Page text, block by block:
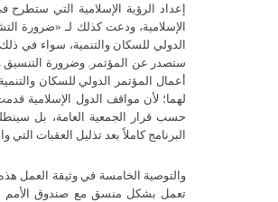
إعداد الرؤية الإسلامية التي ستطرح
الإسلامية، ودعت كذلك لـ «ضرورة
الدولي للسكان والتنمية، سواء في
ستصدر عن المؤتمر
.وضرورة التنسيق
أعمال المؤتمر الدولي للسكان والتنمية
لهما؛ لأن مواقف الدول الإسلامية
حسب قرار الجمعية العامة، بل
البرنامج كاملاً بعد تذليل العقبات التي
والتوصية الخامسة في وثيقة العمل هذه
تعمل بشكل منسق مع صندوق الأمم